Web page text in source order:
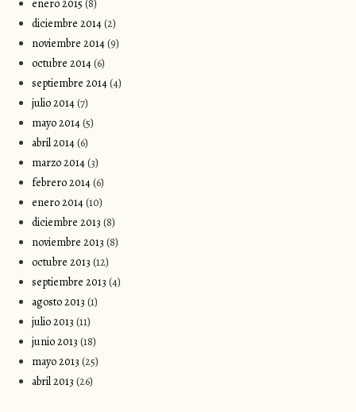
enero 2015 (8)
diciembre 2014(2)
noviembre 2014(9)
octubre 2014(6)
septiembre 2014(4)
julio 2014(7)
mayo 2014(5)
abril 2014(6)
marzo 2014(3)
febrero 2014(6)
enero 2014(10)
diciembre 2013 (8)
noviembre 2013 (8)
octubre 2013 (12)
septiembre 2013 (4)
agosto 2013 (1)
julio 2013 (11)
junio 2013 (18)
mayo 2013 (25)
abril 2013 (26)